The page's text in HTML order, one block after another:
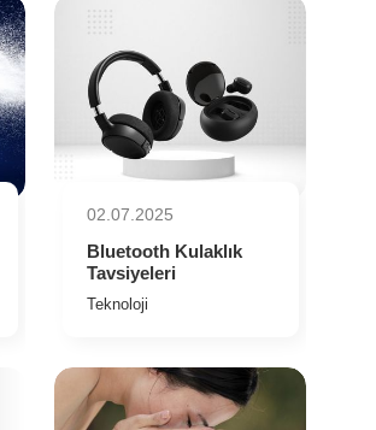
02.07.2025
Bluetooth Kulaklık
Tavsiyeleri
Teknoloji